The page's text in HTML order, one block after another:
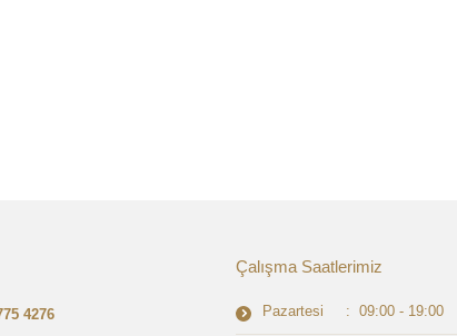
4276
Çalışma Saatlerimiz
Pazartesi : 09:00 - 19:00